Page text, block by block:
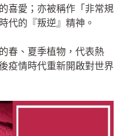
喜愛；亦被稱作「非常規
代的『叛逆』精神。
春、夏季植物，代表熱
疫情時代重新開啟對世界